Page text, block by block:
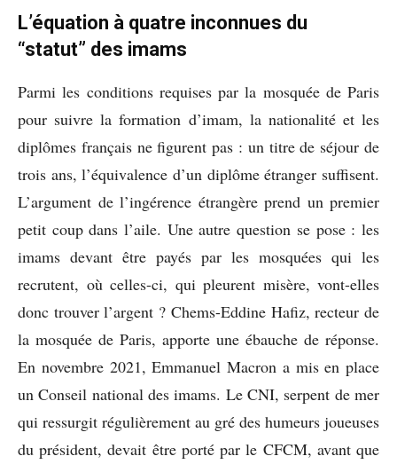
L’équation à quatre inconnues du
“statut” des imams
Parmi les conditions requises par la mosquée de Paris
pour suivre la formation d’imam, la nationalité et les
diplômes français ne figurent pas : un titre de séjour de
trois ans, l’équivalence d’un diplôme étranger suffisent.
L’argument de l’ingérence étrangère prend un premier
petit coup dans l’aile. Une autre question se pose : les
imams devant être payés par les mosquées qui les
recrutent, où celles-ci, qui pleurent misère, vont-elles
donc trouver l’argent ? Chems-Eddine Hafiz, recteur de
la mosquée de Paris, apporte une ébauche de réponse.
En novembre 2021, Emmanuel Macron a mis en place
un Conseil national des imams. Le CNI, serpent de mer
qui ressurgit régulièrement au gré des humeurs joueuses
du président, devait être porté par le CFCM, avant que